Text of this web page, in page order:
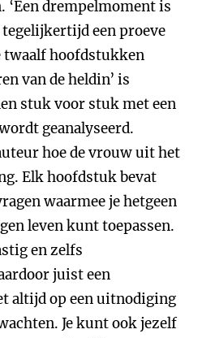
‘Een drempelmoment is
een proeve
twaalf hoofdstukken
van de heldin’ is
stuk voor stuk met een
geanalyseerd.
hoe de vrouw uit het
Elk hoofdstuk bevat
waarmee je hetgeen
leven kunt toepassen.
en zelfs
juist een
altijd op een uitnodiging
Je kunt ook jezelf